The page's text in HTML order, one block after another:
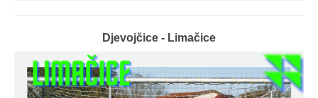
Djevojčice - Limačice